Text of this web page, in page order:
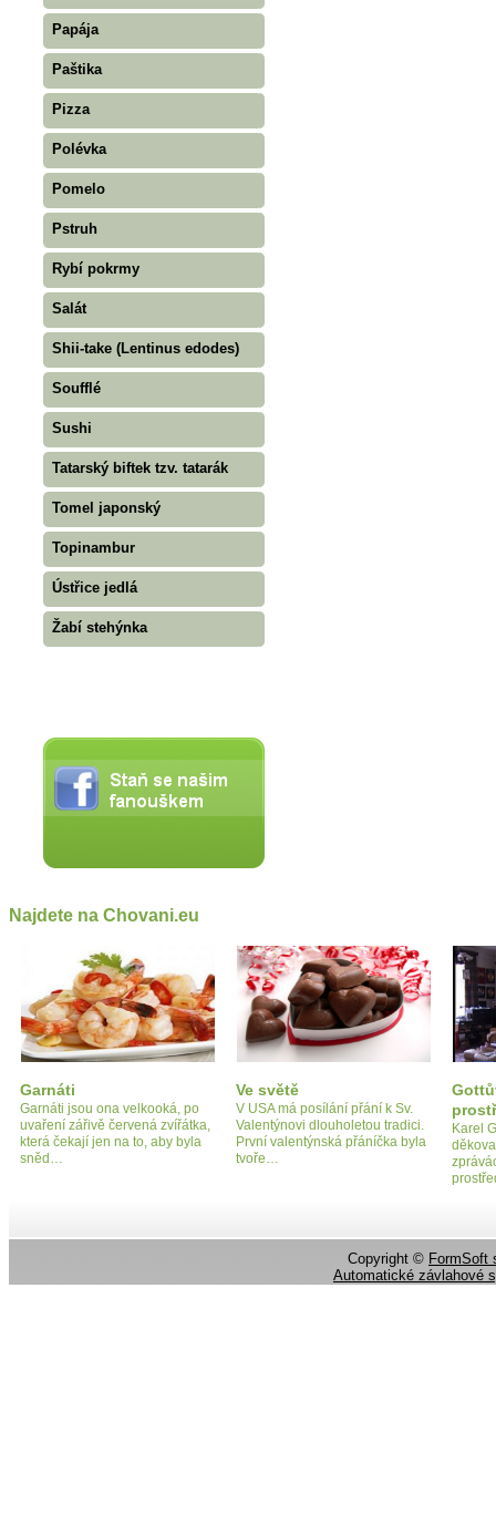
Papája
Paštika
Pizza
Polévka
Pomelo
Pstruh
Rybí pokrmy
Salát
Shii-take (Lentinus edodes)
Soufflé
Sushi
Tatarský biftek tzv. tatarák
Tomel japonský
Topinambur
Ústřice jedlá
Žabí stehýnka
Najdete na Chovani.eu
Garnáti
Garnáti jsou ona velkooká, po
uvaření zářivě červená zvířátka,
která čekají jen na to, aby byla
sněd…
Ve světě
V USA má posílání přání k Sv.
Valentýnovi dlouholetou tradici.
První valentýnská přáníčka byla
tvoře…
Karel
Copyright © FormSoft
Automatické závlahové